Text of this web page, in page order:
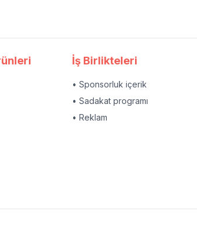
İş Birlikteleri
• Sponsorluk içerik
• Sadakat programı
• Reklam